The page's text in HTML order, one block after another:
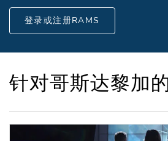
登录或注册RAMS
针对哥斯达黎加